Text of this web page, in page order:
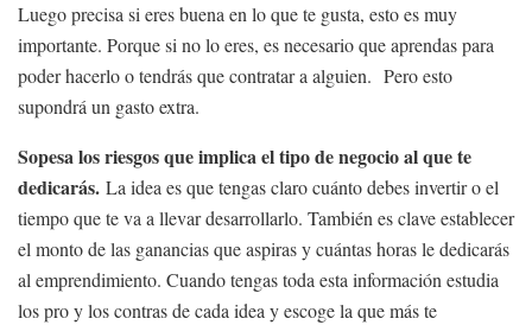
Luego precisa si eres buena en lo que te gusta, esto es muy
importante. Porque si no lo eres, es necesario que aprendas para
poder hacerlo o tendrás que contratar a alguien. Pero esto
supondrá un gasto extra.
Sopesa los riesgos que implica el tipo de negocio al que te
dedicarás. La idea es que tengas claro cuánto debes invertir o el
tiempo que te va a llevar desarrollarlo. También es clave establecer
el monto de las ganancias que aspiras y cuántas horas le dedicarás
al emprendimiento. Cuando tengas toda esta información estudia
los pro y los contras de cada idea y escoge la que más te